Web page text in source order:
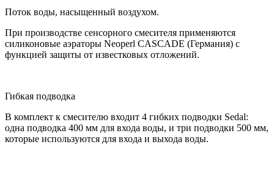
Поток воды, насыщенный воздухом.
При производстве сенсорного смесителя применяются
силиконовые аэраторы Neoperl CASCADE (Германия) с
функцией защиты от известковых отложений.
Гибкая подводка
В комплект к смесителю входит 4 гибких подводки Sedal:
одна подводка 400 мм для входа воды, и три подводки 500 мм,
которые используются для входа и выхода воды.